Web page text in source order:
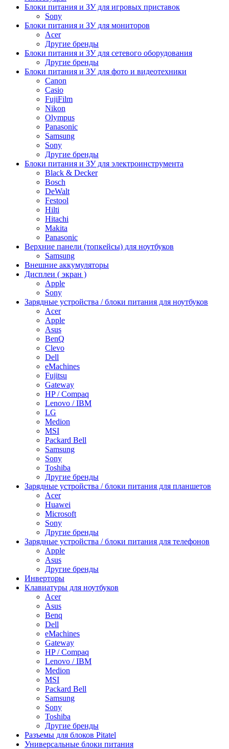
Блоки питания и ЗУ для игровых приставок
Sony
Блоки питания и ЗУ для мониторов
Acer
Другие бренды
Блоки питания и ЗУ для сетевого оборудования
Другие бренды
Блоки питания и ЗУ для фото и видеотехники
Canon
Casio
FujiFilm
Nikon
Olympus
Panasonic
Samsung
Sony
Другие бренды
Блоки питания и ЗУ для электроинструмента
Black & Decker
Bosch
DeWalt
Festool
Hilti
Hitachi
Makita
Panasonic
Верхние панели (топкейсы) для ноутбуков
Samsung
Внешние аккумуляторы
Дисплеи ( экран )
Apple
Sony
Зарядные устройства / блоки питания для ноутбуков
Acer
Apple
Asus
BenQ
Clevo
Dell
eMachines
Fujitsu
Gateway
HP / Compaq
Lenovo / IBM
LG
Medion
MSI
Packard Bell
Samsung
Sony
Toshiba
Другие бренды
Зарядные устройства / блоки питания для планшетов
Acer
Huawei
Microsoft
Sony
Другие бренды
Зарядные устройства / блоки питания для телефонов
Apple
Asus
Другие бренды
Инверторы
Клавиатуры для ноутбуков
Acer
Asus
Benq
Dell
eMachines
Gateway
HP / Compaq
Lenovo / IBM
Medion
MSI
Packard Bell
Samsung
Sony
Toshiba
Другие бренды
Разъемы для блоков Pitatel
Универсальные блоки питания